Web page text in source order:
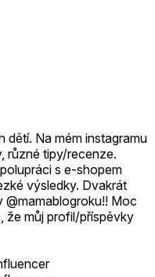
dětí. Na mém instagramu
různé tipy/recenze.
s e-shopem
výsledky. Dvakrát
@mamablogroku!! Moc
že můj profil/příspěvky